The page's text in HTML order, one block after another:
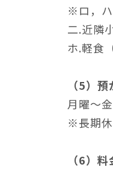
※ロ，
二.近隣
ホ.軽食
（5）
月曜～
※長期
（6）料